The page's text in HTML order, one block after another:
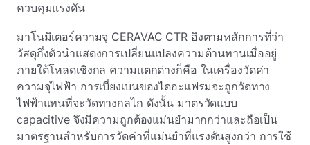
ควบคุมแรงดัน
มาโนมิเตอร์ความจุ CERAVAC CTR อิงตามหลักการที่ว่า
วัสดุกึ่งตัวนําแสดงการเปลี่ยนแปลงความต้านทานเมื่ออยู่
ภายใต้โหลดเชิงกล ความแตกต่างก็คือ ในเครื่องวัดค่า
ความจุไฟฟ้า การเบี่ยงเบนของไดอะแฟรมจะถูกวัดทาง
ไฟฟ้าแทนที่จะวัดทางกลไก ดังนั้น มาตรวัดแบบ
capacitive จึงมีความถูกต้องแม่นยํามากกว่าและถือเป็น
มาตรฐานสําหรับการวัดค่าที่แม่นยําที่แรงดันสูงกว่า การใช้